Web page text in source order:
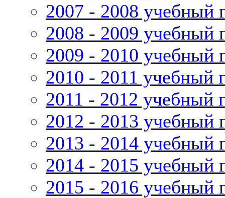
2007 - 2008 учебный
2008 - 2009 учебный
2009 - 2010 учебный
2010 - 2011 учебный
2011 - 2012 учебный
2012 - 2013 учебный
2013 - 2014 учебный
2014 - 2015 учебный
2015 - 2016 учебный